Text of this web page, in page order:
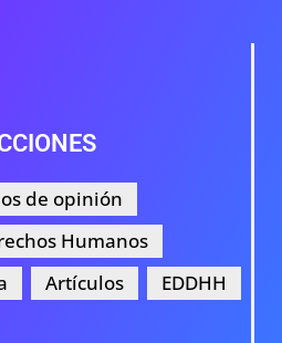
de opinión
Humanos
Artículos EDDHH